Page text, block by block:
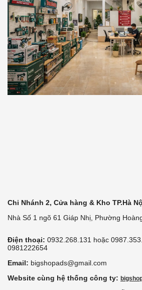
Chi Nhánh 2, Cửa hàng & Kho TP.Hà
Nhà Số 1 ngõ 61 Giáp Nhị, Phường
Điện thoại: 0932.268.131 hoặc
0981222654
Email: bigshopads@gmail.com
Website cùng hệ thống công ty: